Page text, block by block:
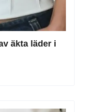
äkta läder i